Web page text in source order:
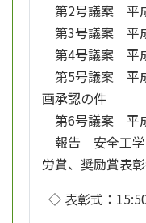
第2号議案 平
第3号議案 平
第4号議案 平
第5号議案 平
画承認の件
第6号議案 平
報告 安全工学
労賞、奨励賞表
◇ 表彰式：